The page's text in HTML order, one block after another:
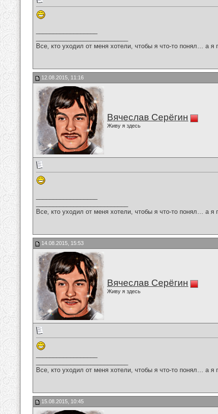
Все, кто уходил от меня хотели, чтобы я что-то понял… а
12.08.2015, 11:16
Вячеслав Серёгин
Живу я здесь
Все, кто уходил от меня хотели, чтобы я что-то понял… а
14.08.2015, 15:53
Вячеслав Серёгин
Живу я здесь
Все, кто уходил от меня хотели, чтобы я что-то понял… а
15.08.2015, 10:45